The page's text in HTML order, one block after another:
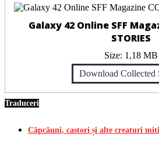
Galaxy 42 Online SFF
STORIES
Size: 1,18 MB
Download Collected
Traduceri
Căpcăuni, castori și alte creaturi